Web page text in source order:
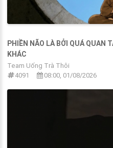
PHIỀN NÃO LÀ BỞI QUÁ QUAN
KHÁC
Team Uống Trà Thôi
4091
08:00, 01/08/2026